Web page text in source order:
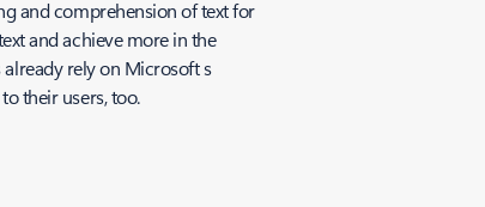
and comprehension of text for
and achieve more in the
rely on Microsoft s
their users, too.